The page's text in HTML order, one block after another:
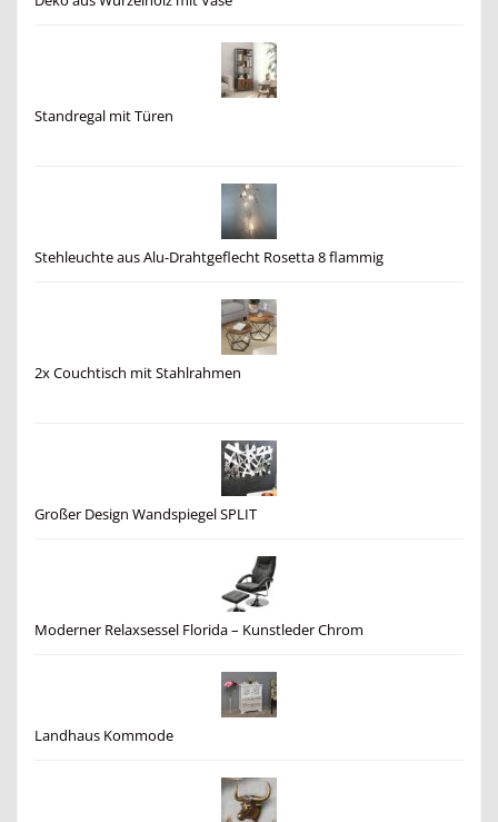
Standregal mit Türen
Stehleuchte aus Alu-Drahtgeflecht Rosetta 8 flammig
2x Couchtisch mit Stahlrahmen
Großer Design Wandspiegel SPLIT
Moderner Relaxsessel Florida – Kunstleder Chrom
Landhaus Kommode